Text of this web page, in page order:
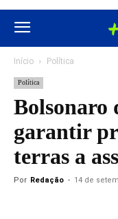
Início Política
Política
Bolsonaro
garantir
terras a
Por Redação - 14 de